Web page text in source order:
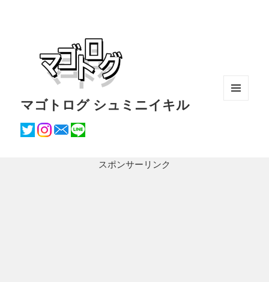
マゴトログ シュミニイキル
スポンサーリンク